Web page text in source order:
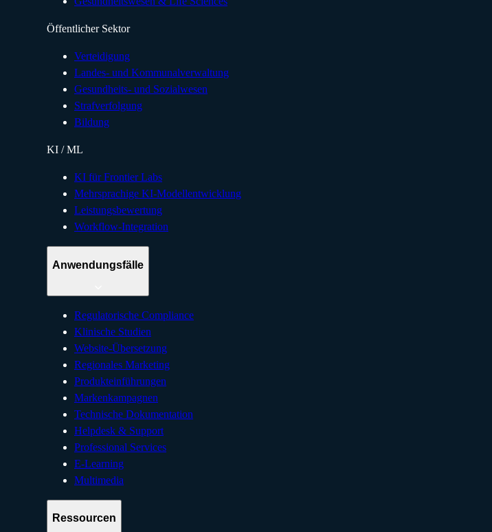
Öffentlicher Sektor
Verteidigung
Landes- und Kommunalverwaltung
Gesundheits- und Sozialwesen
Strafverfolgung
Bildung
KI / ML
KI für Frontier Labs
Mehrsprachige KI-Modellentwicklung
Leistungsbewertung
Workflow-Integration
Anwendungsfälle
Regulatorische Compliance
Klinische Studien
Website-Übersetzung
Regionales Marketing
Produkteinführungen
Markenkampagnen
Technische Dokumentation
Helpdesk & Support
Professional Services
E-Learning
Multimedia
Ressourcen